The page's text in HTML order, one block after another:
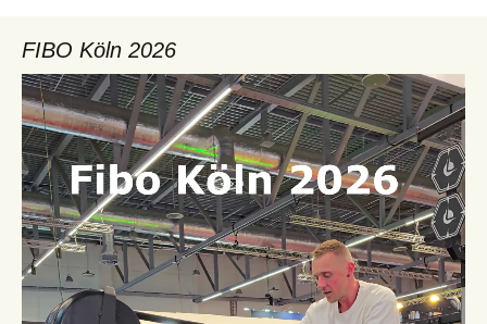
FIBO Köln 2026
Video-
Player